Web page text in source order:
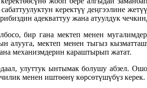
керектүү деңгээлине
адекваттуу жана атуулдук
бир гана мектеп менен
алууга, мектеп менен тыгыз
механизмдерин караштырып жатат.
улуттук ынтымак болушу абзел.
менен иштөөнү көрсөтүшүбүз керек.